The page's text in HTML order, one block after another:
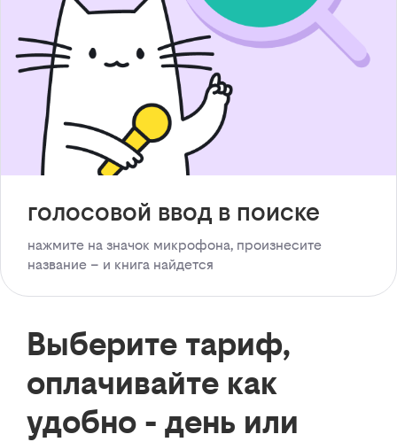
голосовой ввод в поиске
нажмите на значок микрофона, произнесите
название – и книга найдется
Выберите тариф,
оплачивайте как
удобно - день или